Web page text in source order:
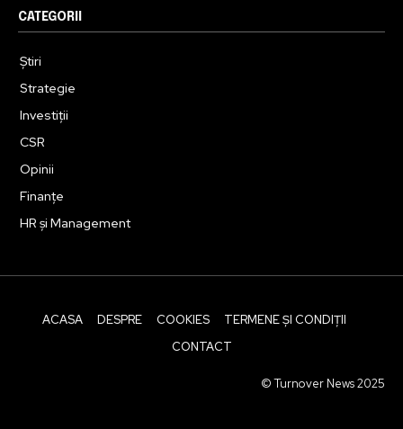
CATEGORII
Știri
Strategie
Investiții
CSR
Opinii
Finanțe
HR și Management
ACASA DESPRE COOKIES
TERMENE ȘI CONDIȚII
CONTACT
© Turnover News 2025